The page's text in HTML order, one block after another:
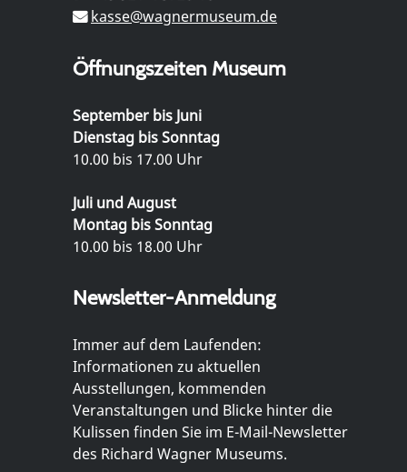
kasse@wagnermuseum.de
Öffnungszeiten Museum
September bis Juni
Dienstag bis Sonntag
10.00 bis 17.00 Uhr
Juli und August
Montag bis Sonntag
10.00 bis 18.00 Uhr
Newsletter-Anmeldung
Immer auf dem Laufenden:
Informationen zu aktuellen
Ausstellungen, kommenden
Veranstaltungen und Blicke hinter die
Kulissen finden Sie im E-Mail-Newsletter
des Richard Wagner Museums.